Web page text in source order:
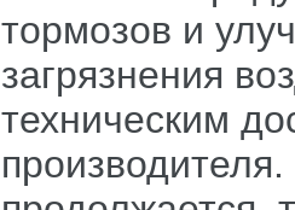
тормозов и
загрязнения
техническим